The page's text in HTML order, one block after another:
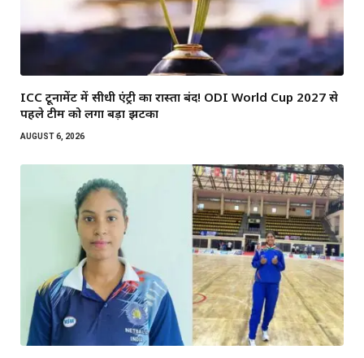
ICC टूर्नामेंट में सीधी एंट्री का रास्ता बंद! ODI World Cup 2027 से
पहले टीम को लगा बड़ा झटका
AUGUST 6, 2026